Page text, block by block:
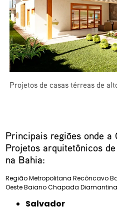
Projetos de casas térreas de
Principais regiões onde a
Projetos arquitetônicos
na Bahia:
Região Metropolitana Recôncavo
Oeste BaianoChapada Diamantina
Salvador